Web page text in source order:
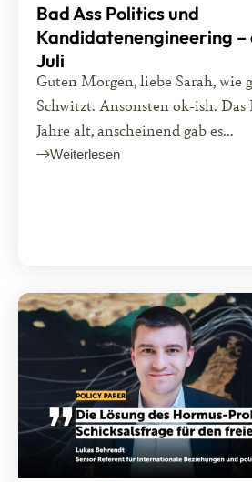
Bad Ass Politics und
Kandidatenengineering –
Juli
Guten Morgen, liebe Sarah, wie
Schwitzt. Ansonsten ok-ish. Das
Jahre alt, anscheinend gab es...
Weiterlesen